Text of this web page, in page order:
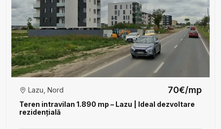
Teren intravilan 1.890 mp – Lazu | Ideal dezvoltare
rezidențială
Lazu, Nord 70€/mp